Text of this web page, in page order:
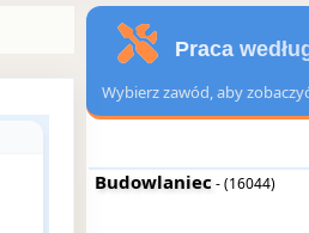
Praca
Wybierz zawód, aby
Budowlaniec- (16044)